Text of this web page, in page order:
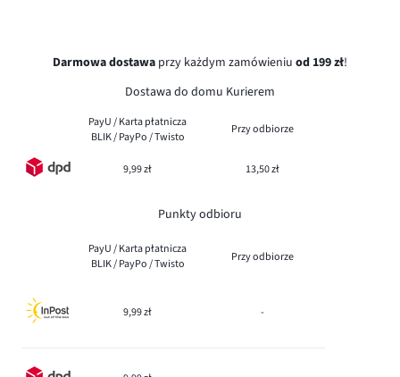
Darmowa dostawa przy każdym zamówieniu od 199 zł!
Dostawa do domu Kurierem
PayU / Karta płatnicza
BLIK / PayPo / Twisto
Przy odbiorze
9,99 zł 13,50 zł
Punkty odbioru
PayU / Karta płatnicza
BLIK / PayPo / Twisto
Przy odbiorze
9,99 zł -